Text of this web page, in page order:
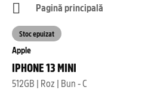
Pagină principală
Apple
IPHONE 13 MINI
512GB | Roz | Bun - C
Stoc epuizat